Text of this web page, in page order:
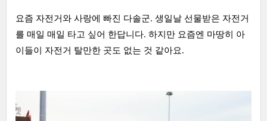
요즘 자전거와 사랑에 빠진 다솔군. 생일날 선물받은 자전거
를 매일 매일 타고 싶어 한답니다. 하지만 요즘엔 마땅히 아
이들이 자전거 탈만한 곳도 없는 것 같아요.